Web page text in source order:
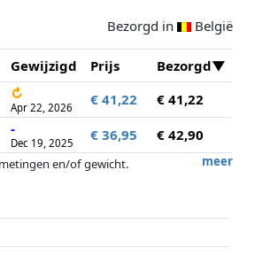
Bezorgd in België
Gewijzigd Prijs
Bezorgd
↻
Apr 22, 2026 € 41,22
€ 41,22
-
Dec 19, 2025 € 36,95 € 42,90
meer
en/of gewicht.